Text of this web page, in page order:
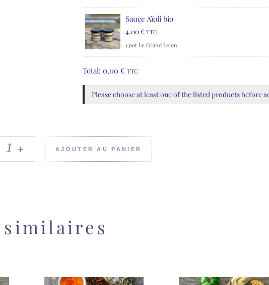
Sauce Aïoli bio
4,00€ TTC
1 pot Le Grand Lejon
Total: 0,00 € TTC
Please choose at least one of the listed products before
AJOUTER AU PANIER